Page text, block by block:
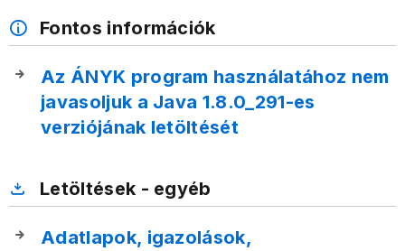
Fontos információk
Az ÁNYK program használatához nem
javasoljuk a Java 1.8.0_291-es
verziójának letöltését
Letöltések - egyéb
Adatlapok, igazolások,